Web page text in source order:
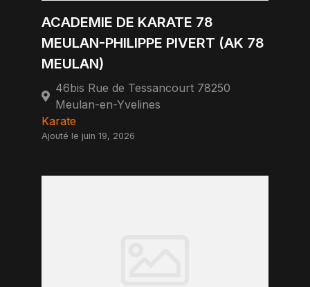
ACADEMIE DE KARATE 78
MEULAN-PHILIPPE PIVERT (AK 78
MEULAN)
46bis Rue de Tessancourt 78250
Meulan-en-Yvelines
Karate
Ajouté le juin 19, 2026